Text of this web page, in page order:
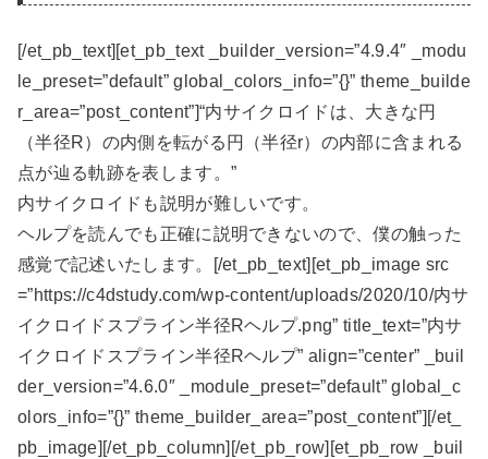
[/et_pb_text][et_pb_text _builder_version=”4.9.4″ _modu
le_preset=”default” global_colors_info=”{}” theme_builde
r_area=”post_content”]“内サイクロイドは、大きな円
（半径R）の内側を転がる円（半径r）の内部に含まれる
点が辿る軌跡を表します。”
内サイクロイドも説明が難しいです。
ヘルプを読んでも正確に説明できないので、僕の触った
感覚で記述いたします。[/et_pb_text][et_pb_image src
=”https://c4dstudy.com/wp-content/uploads/2020/10/内サ
イクロイドスプライン半径Rヘルプ.png” title_text=”内サ
イクロイドスプライン半径Rヘルプ” align=”center” _buil
der_version=”4.6.0″ _module_preset=”default” global_c
olors_info=”{}” theme_builder_area=”post_content”][/et_
pb_image][/et_pb_column][/et_pb_row][et_pb_row _buil